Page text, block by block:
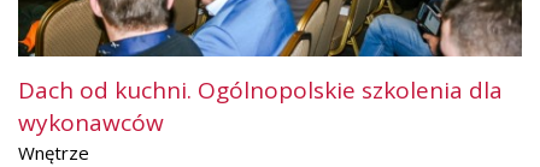
Dach od kuchni. Ogólnopolskie szkolenia dla
wykonawców
Wnętrze